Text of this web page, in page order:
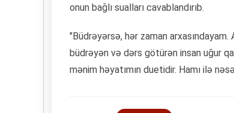
onun bağlı sualları cavablandırıb.
"Büdrəyərsə, hər zaman
büdrəyən və dərs götürən insan uğur
mənim həyatımın duetidir. Hamı ilə